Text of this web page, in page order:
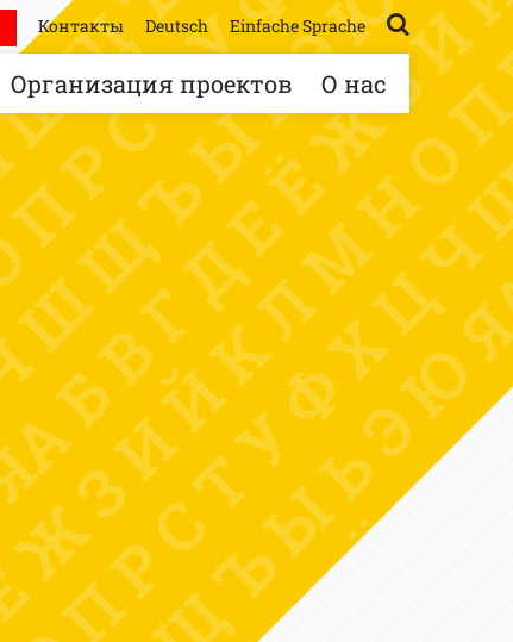
Организация проектов О нас
Контакты Deutsch Einfache Sprache